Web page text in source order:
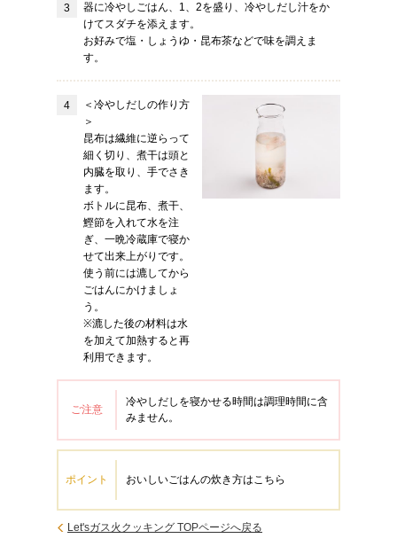
器に冷やしごはん、1、2を盛り、冷やしだし汁をか
けてスダチを添えます。
お好みで塩・しょうゆ・昆布茶などで味を調えま
す。
＜冷やしだしの作り方
＞
昆布は繊維に逆らって
細く切り、煮干は頭と
内臓を取り、手でさき
ます。
ボトルに昆布、煮干、
鰹節を入れて水を注
ぎ、一晩冷蔵庫で寝か
せて出来上がりです。
使う前には漉してから
ごはんにかけましょ
う。
※漉した後の材料は水
を加えて加熱すると再
利用できます。
ご注意
冷やしだしを寝かせる時間は調理時間に含
みません。
ポイント おいしいごはんの炊き方はこちら
Let'sガス火クッキング TOPページへ戻る